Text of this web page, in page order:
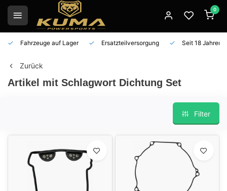
0
Fahrzeuge auf Lager Ersatzteilversorgung Seit 18 Jahren
Zurück
Artikel mit Schlagwort Dichtung Set
Filter